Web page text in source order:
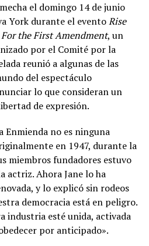
el domingo 14 de junio
York durante el eventoRise
the First Amendment, un
por el Comité por la
reunió a algunas de las
del espectáculo
lo que consideran un
de expresión.
Enmienda no es ninguna
en 1947, durante la
miembros fundadores estuvo
actriz. Ahora Jane lo ha
y lo explicó sin rodeos
democracia está en peligro.
industria esté unida, activada
por anticipado».